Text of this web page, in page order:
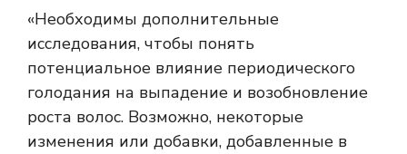
«Необходимы дополнительные
исследования, чтобы понять
потенциальное влияние периодического
голодания на выпадение и возобновление
роста волос. Возможно, некоторые
изменения или добавки, добавленные в